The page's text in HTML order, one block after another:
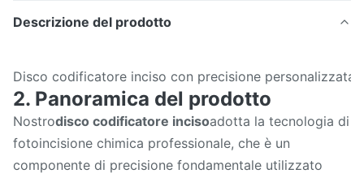
Descrizione del prodotto
Disco codificatore inciso con precisione
2. Panoramica del prodotto
Nostrodisco codificatore incisoadotta la tecnologia di
fotoincisione chimica professionale, che è un
componente di precisione fondamentale utilizzato